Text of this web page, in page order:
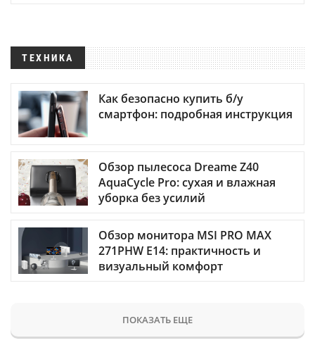
ТЕХНИКА
Как безопасно купить б/у
смартфон: подробная инструкция
Обзор пылесоса Dreame Z40
AquaCycle Pro: сухая и влажная
уборка без усилий
Обзор монитора MSI PRO MAX
271PHW E14: практичность и
визуальный комфорт
ПОКАЗАТЬ ЕЩЕ